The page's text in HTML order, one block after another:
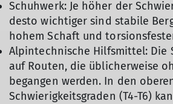
Schuhwerk: Je höher der
desto wichtiger sind stabile
hohem Schaft und
Alpintechnische Hilfsmittel: Die
auf Routen, die üblicherweise
begangen werden. In den
Schwierigkeitsgraden (T4-T6)